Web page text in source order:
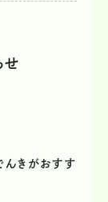
せ
んきがおすす